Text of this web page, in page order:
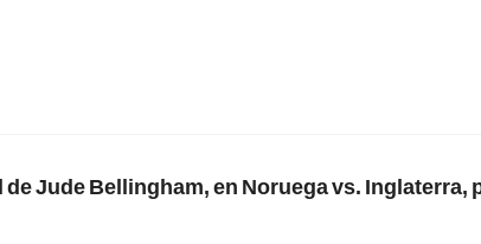
de Jude Bellingham, en Noruega vs. Inglaterra,